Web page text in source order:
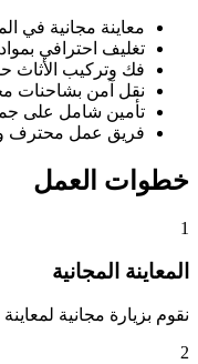
معاينة مجانية في
تغليف احترافي
فك وتركيب الأثاث
نقل آمن بشاحنات
تأمين شامل على
فريق عمل محترف
خطوات العمل
1
المعاينة المجانية
نقوم بزيارة مجانية
2